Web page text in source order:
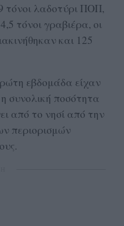
λαδοτύρι ΠΟΠ,
τόνοι γραβιέρα, οι
και 125
εβδομάδα είχαν
συνολική ποσότητα
από το νησί από την
περιορισμών